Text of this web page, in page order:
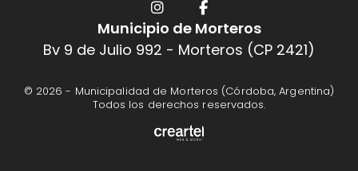
Municipio de Morteros
Bv 9 de Julio 992 - Morteros (CP 2421)
© 2026 - Municipalidad de Morteros (Córdoba, Argentina)
Todos los derechos reservados.